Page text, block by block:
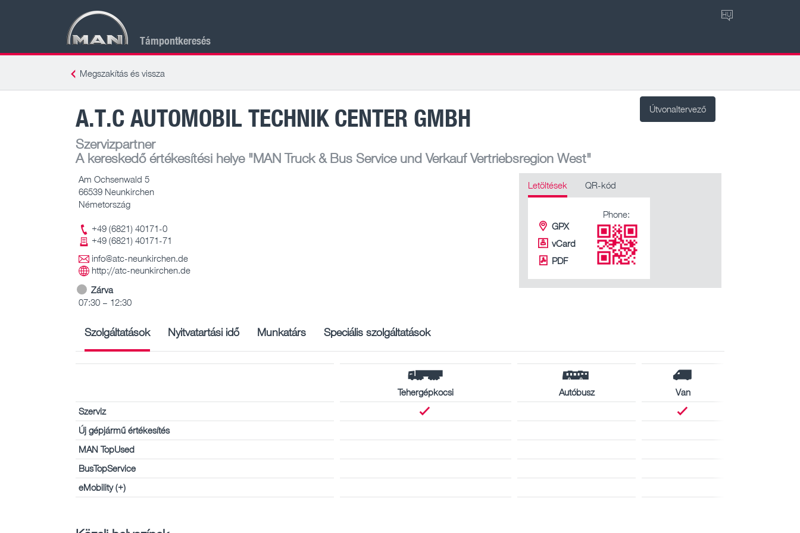
Támpontkeresés
HU
Megszakítás és vissza
Útvonaltervező
A.T.C AUTOMOBIL TECHNIK CENTER GMBH
Szervizpartner
A kereskedő értékesítési helye"MAN Truck & Bus Service und Verkauf Vertriebsregion West"
Am Ochsenwald 5
66539 Neunkirchen
Németország
+49 (6821) 40171-0
+49 (6821) 40171-71
info@atc-neunkirchen.de
http://atc-neunkirchen.de
Zárva
07:30 – 12:30
Letöltések QR-kód
GPX
vCard
PDF
Phone:
Szolgáltatások Nyitvatartási idő Munkatárs Speciális szolgáltatások
Tehergépkocsi Autóbusz
Van
Szerviz
Új gépjármű értékesítés
MAN TopUsed
BusTopService
eMobility (+)